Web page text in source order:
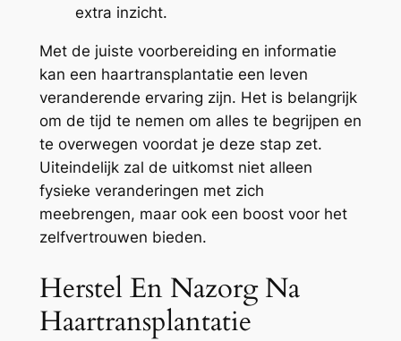
extra inzicht.
Met de juiste voorbereiding en informatie
kan een haartransplantatie een leven
veranderende ervaring zijn. Het is belangrijk
om de tijd te nemen om alles te begrijpen en
te overwegen voordat je deze stap zet.
Uiteindelijk zal de uitkomst niet alleen
fysieke veranderingen met zich
meebrengen, maar ook een boost voor het
zelfvertrouwen bieden.
Herstel En Nazorg Na
Haartransplantatie